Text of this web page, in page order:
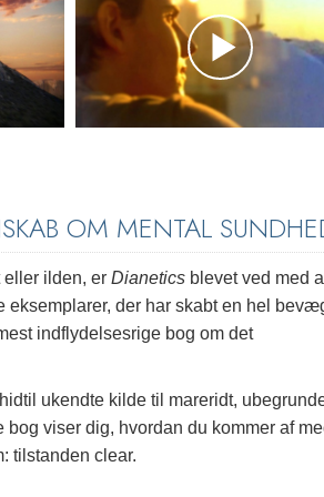
OM MENTAL
ilden, er Dianetics blevet ved med
eksemplarer, der har skabt en hel
indflydelsesrige bog om det
ukendte kilde til mareridt,
viser dig, hvordan du kommer af
tilstanden clear.